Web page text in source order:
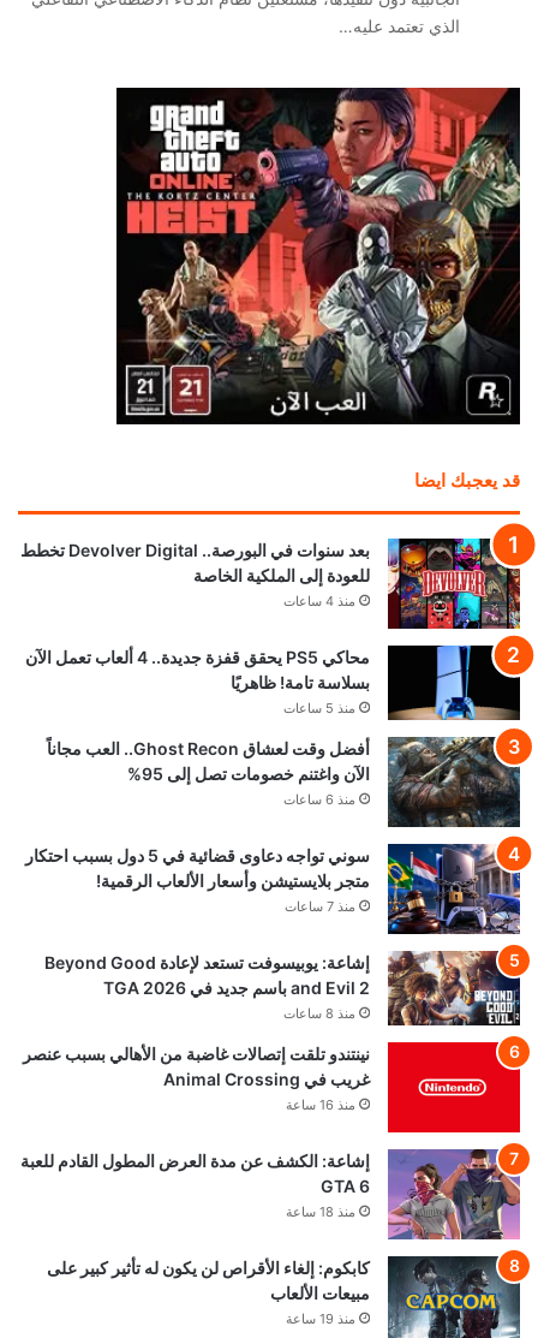
الذي تعتمد عليه…
قد يعجبك ايضا
بعد سنوات في البورصة.. Devolver Digital تخطط
للعودة إلى الملكية الخاصة
منذ 4 ساعات
محاكي PS5 يحقق قفزة جديدة.. 4 ألعاب تعمل الآن
بسلاسة تامة! ظاهريًا
منذ 5 ساعات
أفضل وقت لعشاق Ghost Recon.. العب مجاناً
الآن واغتنم خصومات تصل إلى 95%
منذ 6 ساعات
سوني تواجه دعاوى قضائية في 5 دول بسبب احتكار
متجر بلايستيشن وأسعار الألعاب الرقمية!
منذ 7 ساعات
إشاعة: يوبيسوفت تستعد لإعادة Beyond Good
and Evil 2 باسم جديد في TGA 2026
منذ 8 ساعات
نينتندو تلقت إتصالات غاضبة من الأهالي بسبب عنصر
غريب في Animal Crossing
منذ 16 ساعة
إشاعة: الكشف عن مدة العرض المطول القادم للعبة
GTA 6
منذ 18 ساعة
كابكوم: إلغاء الأقراص لن يكون له تأثير كبير على
مبيعات الألعاب
منذ 19 ساعة